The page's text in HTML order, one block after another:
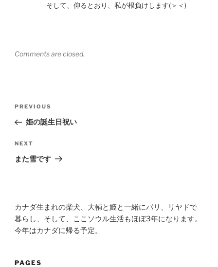
そして、仰るとおり、私が根負けします(＞＜)
Comments are closed.
Previous
Post
PREVIOUS
姫の誕生日祝い
Next
Post
NEXT
また雪です
カナダ生まれの柴犬、大輔と姫と一緒にパリ、リヤドで
暮らし、そして、ここソウル生活もほぼ3年になります。
今年はカナダに帰る予定。
PAGES